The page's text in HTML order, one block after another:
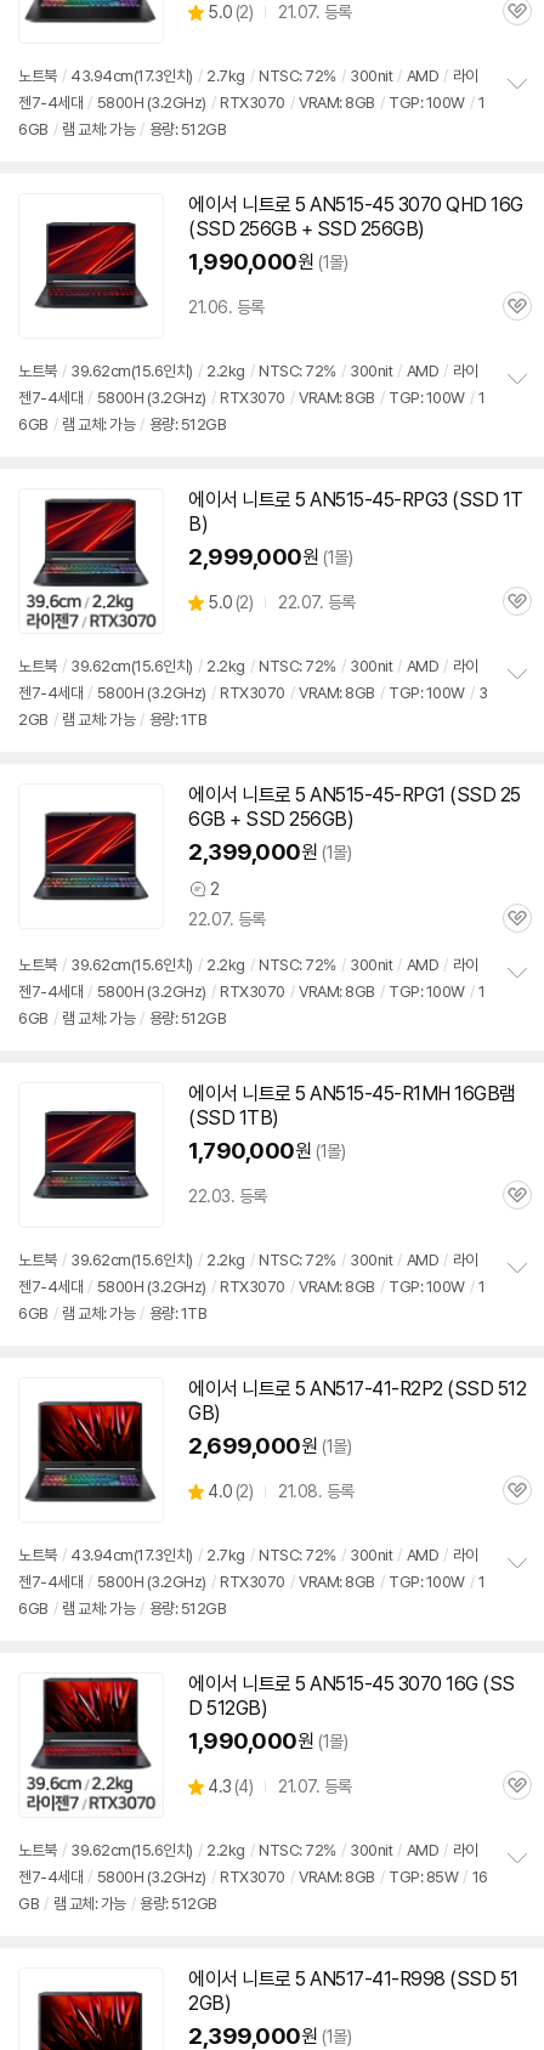
별
5.0 (상
뷰
2) 21.07. 등록
관
노트북 / 43.94cm(17.3인치) / 2.7kg / NTSC: 72% / 300nit / AMD / 라이
젠7-4세대 / 5800H (3.2GHz) / RTX3070 / VRAM: 8GB / TGP: 100W / 1
6GB / 램 교체: 가능 / 용량: 512GB
기
에이서 니트로 5 AN515-45 3070 QHD 16G
(SSD 256GB + SSD 256GB)
1,990,000원 (1몰)
21.06. 등록
관
노트북 / 39.62cm(15.6인치) / 2.2kg / NTSC: 72% / 300nit / AMD / 라이
젠7-4세대 / 5800H (3.2GHz) / RTX3070 / VRAM: 8GB / TGP: 100W / 1
6GB / 램 교체: 가능 / 용량: 512GB
기
에이서 니트로 5 AN515-45-RPG3 (SSD 1T
B)
2,999,000원 (1몰)
별
5.0 (상
뷰
2) 22.07. 등록
관
노트북 / 39.62cm(15.6인치) / 2.2kg / NTSC: 72% / 300nit / AMD / 라이
젠7-4세대 / 5800H (3.2GHz) / RTX3070 / VRAM: 8GB / TGP: 100W / 3
2GB / 램 교체: 가능 / 용량: 1TB
기
에이서 니트로 5 AN515-45-RPG1 (SSD 25
6GB + SSD 256GB)
2,399,000원 (1몰)
상
품
견
2
22.07. 등록
관
노트북 / 39.62cm(15.6인치) / 2.2kg / NTSC: 72% / 300nit / AMD / 라이
젠7-4세대 / 5800H (3.2GHz) / RTX3070 / VRAM: 8GB / TGP: 100W / 1
6GB / 램 교체: 가능 / 용량: 512GB
에이서 니트로 5 AN515-45-R1MH 16GB램
(SSD 1TB)
1,790,000원 (1몰)
22.03. 등록
관
노트북 / 39.62cm(15.6인치) / 2.2kg / NTSC: 72% / 300nit / AMD / 라이
젠7-4세대 / 5800H (3.2GHz) / RTX3070 / VRAM: 8GB / TGP: 100W / 1
6GB / 램 교체: 가능 / 용량: 1TB
기
에이서 니트로 5 AN517-41-R2P2 (SSD 512
GB)
2,699,000원 (1몰)
별
4.0 (상
뷰
2) 21.08. 등록
관
노트북 / 43.94cm(17.3인치) / 2.7kg / NTSC: 72% / 300nit / AMD / 라이
젠7-4세대 / 5800H (3.2GHz) / RTX3070 / VRAM: 8GB / TGP: 100W / 1
6GB / 램 교체: 가능 / 용량: 512GB
에이서 니트로 5 AN515-45 3070 16G (SS
D 512GB)
1,990,000원 (1몰)
별
4.3 (상
뷰
4) 21.07. 등록
관
노트북 / 39.62cm(15.6인치) / 2.2kg / NTSC: 72% / 300nit / AMD / 라이
젠7-4세대 / 5800H (3.2GHz) / RTX3070 / VRAM: 8GB / TGP: 85W / 16
GB / 램 교체: 가능 / 용량: 512GB
에이서 니트로 5 AN517-41-R998 (SSD 51
2GB)
2,399,000원 (1몰)